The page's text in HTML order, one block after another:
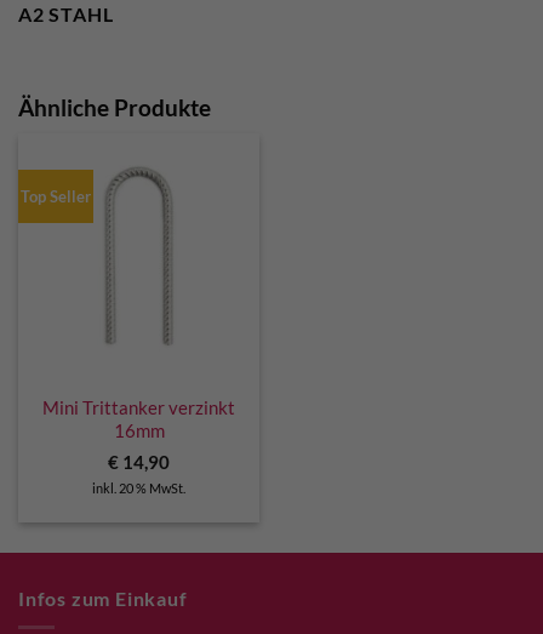
A2 STAHL
Ähnliche Produkte
Top Seller
Mini Trittanker verzinkt
16mm
€ 14,90
inkl. 20 % MwSt.
Infos zum Einkauf